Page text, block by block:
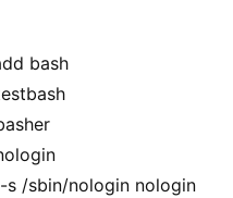
bash
/sbin/nologin nologin